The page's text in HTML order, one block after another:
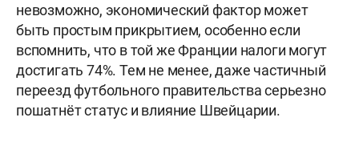
невозможно, экономический фактор может
быть простым прикрытием, особенно если
вспомнить, что в той же Франции налоги могут
достигать 74%. Тем не менее, даже частичный
переезд футбольного правительства серьезно
пошатнёт статус и влияние Швейцарии.